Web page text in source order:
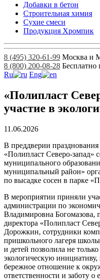
Добавки в бетон
Строительная химия
Сухие смеси
Продукция Хромпик
8 (495) 320-61-99 Москва и
8 (800) 200-08-28
Ru
Eng
«Полипласт
участие в
11.06.2026
В преддверии
«Полипласт Северо-запад»
муниципального
муниципальный район»
по высадке сосен в парке
В мероприятии приняли
администрации по
Владимировна Богомазова,
директора «Полипласт
Дорожкин, сотрудники
пришкольного лагеря
и детей позволила не
экологическую
бережное отношение к
ответственности и заботу о